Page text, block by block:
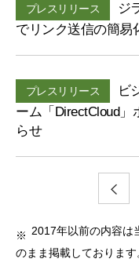
プレスリリース
ジ
でリンク送信の簡易
プレスリリース
ビ
ーム「DirectCloud
らせ
2017年以前の内容は
のまま掲載しております